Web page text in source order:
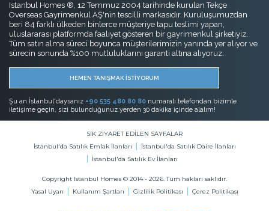
Istanbul Homes ®, 12 Temmuz 2004 tarihinde kurulan Tekçe
Overseas Gayrimenkul AŞ'nin tescilli markasıdır. Kuruluşumuzdan
beri 84 farklı ülkeden binlerce müşteriye tapu teslimi yapan,
uluslararası platformda faaliyet gösteren bir gayrimenkul şirketiyiz.
Tüm satın alma süreci boyunca müşterilerimizin yanında yer alıyor ve
sürecin sonunda %100 mutluluklarını garanti altına alıyoruz.
HEMEN TANIŞMAK İSTİYORUM
Şu an İstanbul'daysanız +90 535 480 80 80 numaralı telefondan bizimle
iletişime geçin, sizi bulunduğunuz yerden 30 dakika içinde alalım!
SIK ZİYARET EDİLEN SAYFALAR
İstanbul'da Satılık Emlak İlanları
İstanbul'da Satılık Daire İlanları
İstanbul'da Satılık Ev İlanları
Copyright Istanbul Homes © 2014 - 2026. Tüm hakları saklıdır.
Yasal Uyarı
Kullanım Şartları Gizlilik Politikası Çerez Politikası